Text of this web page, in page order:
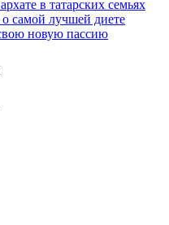
в татарских семьях
самой лучшей диете
новую пассию